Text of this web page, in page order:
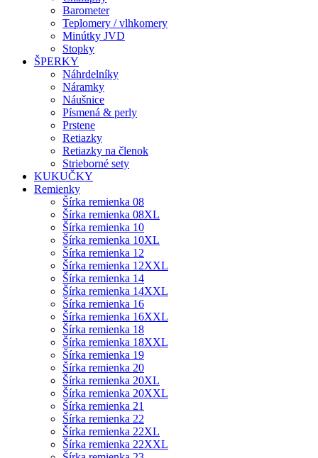
Barometer
Teplomery / vlhkomery
Minútky JVD
Stopky
ŠPERKY
Náhrdelníky
Náramky
Náušnice
Písmená & perly
Prstene
Retiazky
Retiazky na členok
Strieborné sety
KUKUČKY
Remienky
Šírka remienka 08
Šírka remienka 08XL
Šírka remienka 10
Šírka remienka 10XL
Šírka remienka 12
Šírka remienka 12XXL
Šírka remienka 14
Šírka remienka 14XXL
Šírka remienka 16
Šírka remienka 16XXL
Šírka remienka 18
Šírka remienka 18XXL
Šírka remienka 19
Šírka remienka 20
Šírka remienka 20XL
Šírka remienka 20XXL
Šírka remienka 21
Šírka remienka 22
Šírka remienka 22XL
Šírka remienka 22XXL